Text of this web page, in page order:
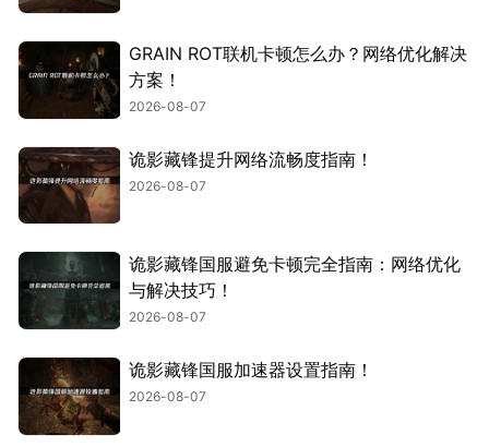
GRAIN ROT联机卡顿怎么办？网络优化解决
方案！
2026-08-07
诡影藏锋提升网络流畅度指南！
2026-08-07
诡影藏锋国服避免卡顿完全指南：网络优化
与解决技巧！
2026-08-07
诡影藏锋国服加速器设置指南！
2026-08-07